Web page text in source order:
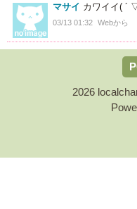
マサイ カワイイ( ´
03/13 01:32 Webから
2026